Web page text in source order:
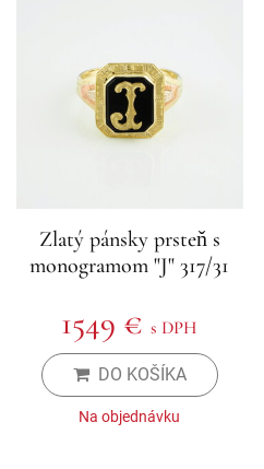
Zlatý pánsky prsteň s
monogramom "J" 317/31
1549 €s DPH
DO KOŠÍKA
Na objednávku